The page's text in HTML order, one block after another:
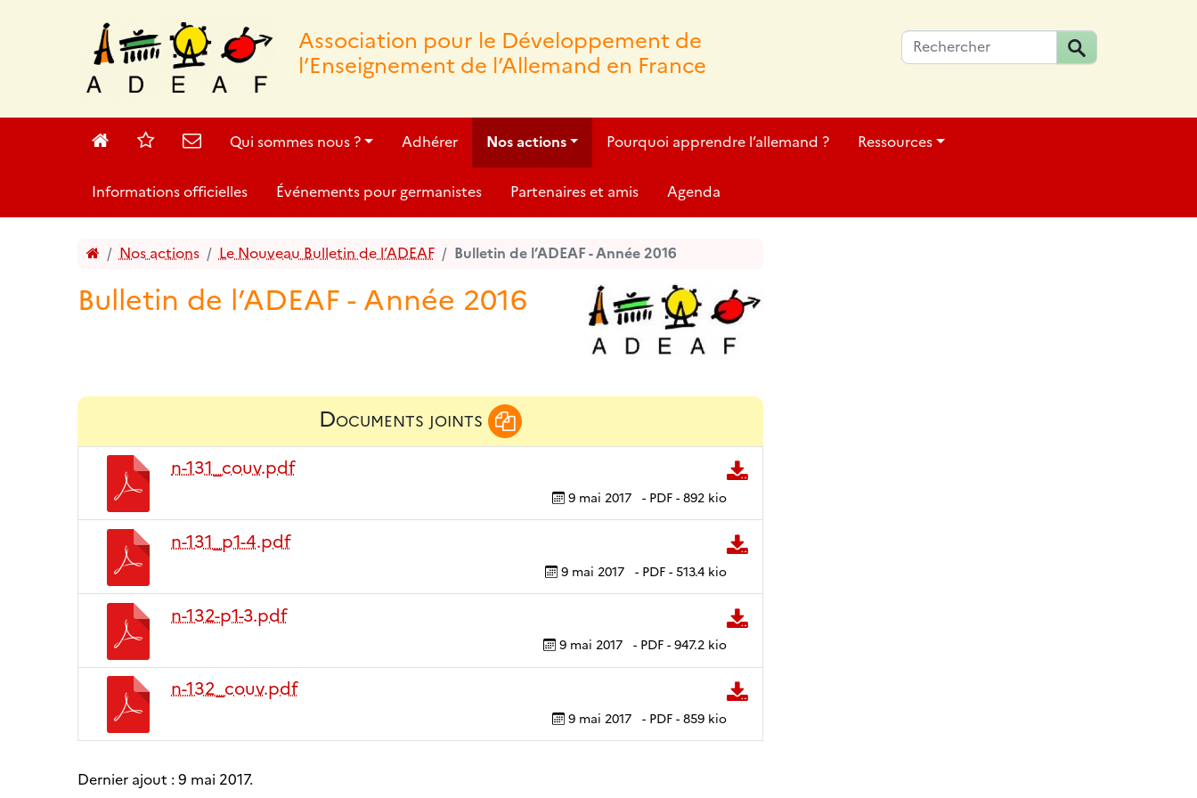
Association pour le Développement de
l’Enseignement de l’Allemand en France
AccueilSites ContactQui sommes nous ? Adhérer Nos actions Pourquoi apprendre l’allemand ? Ressources
Informations officielles Événements pour germanistes Partenaires et amis Agenda
Accueil
Nos actions Le Nouveau Bulletin de l’ADEAF Bulletin de l’ADEAF - Année 2016
Bulletin de l’ADEAF - Année 2016
Documents joints
n-131_couv.pdf
9 mai 2017 - PDF - 892 kio
n-131_p1-4.pdf
9 mai 2017 - PDF - 513.4 kio
n-132-p1-3.pdf
9 mai 2017 - PDF - 947.2 kio
n-132_couv.pdf
9 mai 2017 - PDF - 859 kio
Dernier ajout : 9 mai 2017.